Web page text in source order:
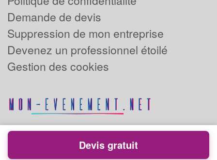
Demande de devis
Suppression de mon entreprise
Devenez un professionnel étoilé
Gestion des cookies
Powered byPlus que pro
Devis gratuit